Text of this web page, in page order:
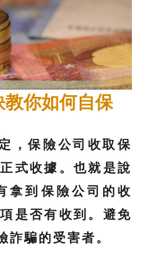
你如何自保
，保險公司收取保
式收據。也就是說
拿到保險公司的收
是否有收到。避免
詐騙的受害者。